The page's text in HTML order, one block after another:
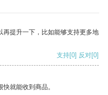
再提升一下，比如能够支持更多地
支持[0] 反对[0]
就能收到商品。